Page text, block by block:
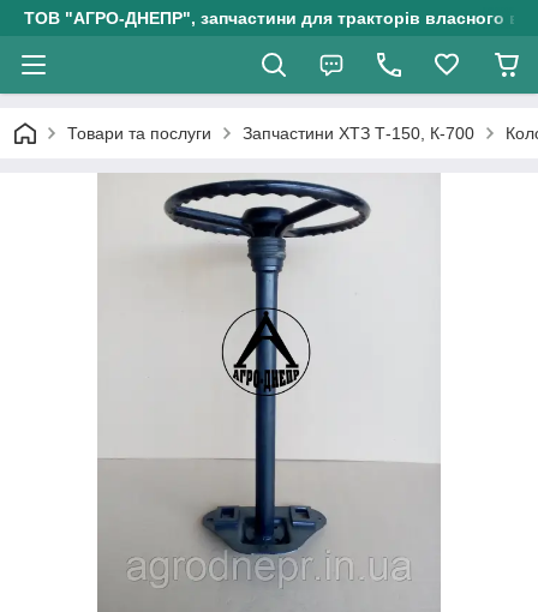
ТОВ "АГРО-ДНЕПР", запчастини для тракторів власного
Товари та послуги Запчастини ХТЗ Т-150, К-700